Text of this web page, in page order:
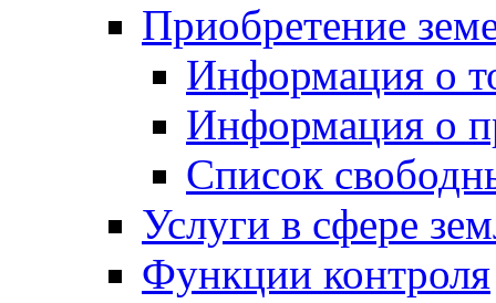
Приобретение
Информация о
Информация о
Список
Услуги в сфере
Функции контроля